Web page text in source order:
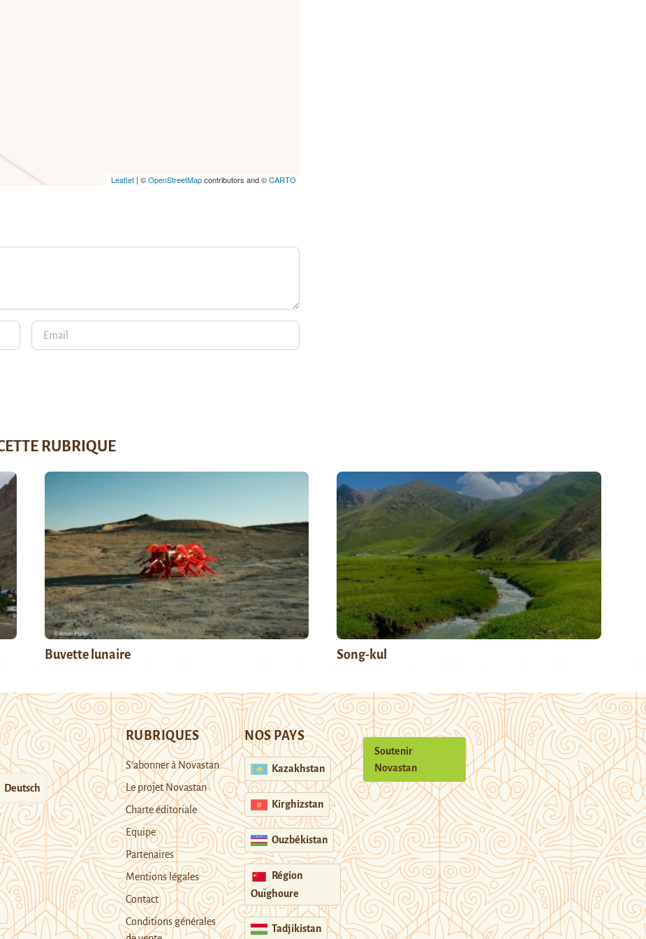
Leaflet | ©OpenStreetMapcontributors and ©CARTO
RUBRIQUE
Buvette lunaire Song-kul
Deutsch
RUBRIQUES
S’abonner à Novastan
Le projet Novastan
Charte éditoriale
Equipe
Partenaires
Mentions légales
Contact
Conditions générales
NOS PAYS
Kazakhstan
Kirghizstan
Ouzbékistan
Région
Ouïghoure
Tadjikistan
Soutenir
Novastan